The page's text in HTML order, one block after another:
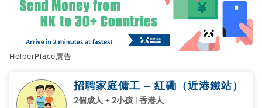
HelperPlace廣告
招聘家庭傭工 – 紅磡（近港鐵站）
2個成人 + 2小孩 | 香港人